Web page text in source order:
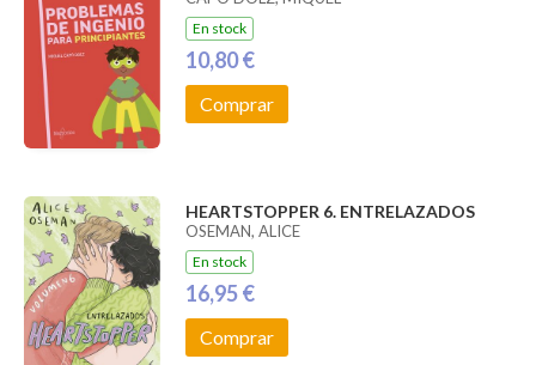
En stock
10,80 €
Comprar
HEARTSTOPPER 6. ENTRELAZADOS
OSEMAN, ALICE
En stock
16,95 €
Comprar